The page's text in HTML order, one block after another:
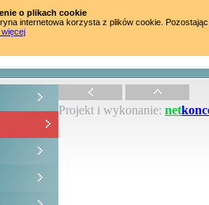
Projekt i wykonanie: net
o plikach cookie
internetowa korzysta z plików cookie.